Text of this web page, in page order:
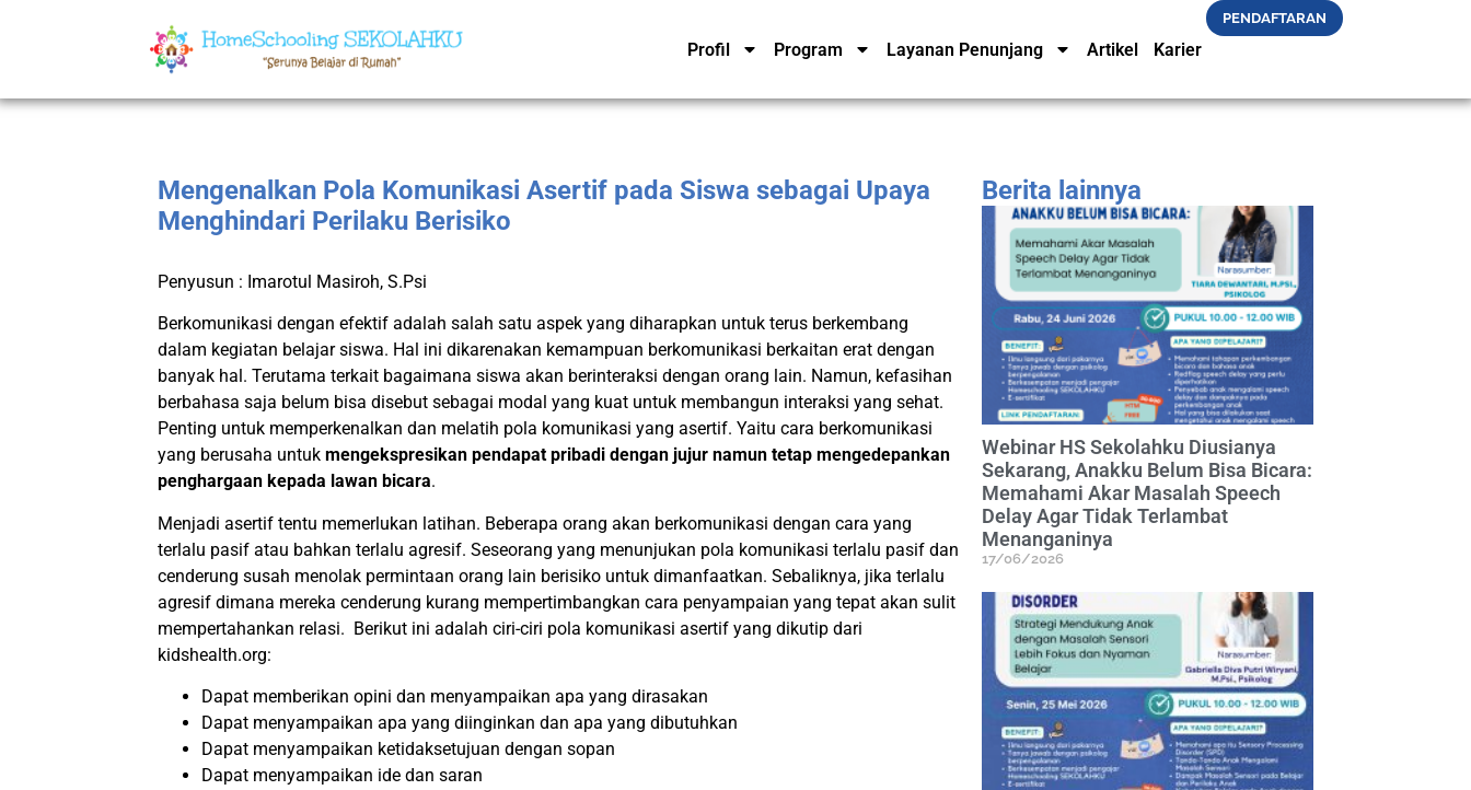
Profil Program Layanan Penunjang Artikel Karier
PENDAFTARAN
Mengenalkan Pola Komunikasi Asertif pada Siswa sebagai Upaya
Menghindari Perilaku Berisiko
Penyusun : Imarotul Masiroh, S.Psi
Berkomunikasi dengan efektif adalah salah satu aspek yang diharapkan untuk terus berkembang
dalam kegiatan belajar siswa. Hal ini dikarenakan kemampuan berkomunikasi berkaitan erat dengan
banyak hal. Terutama terkait bagaimana siswa akan berinteraksi dengan orang lain. Namun, kefasihan
berbahasa saja belum bisa disebut sebagai modal yang kuat untuk membangun interaksi yang sehat.
Penting untuk memperkenalkan dan melatih pola komunikasi yang asertif. Yaitu cara berkomunikasi
yang berusaha untukmengekspresikan pendapat pribadi dengan jujur namun tetap mengedepankan
penghargaan kepada lawan bicara.
Menjadi asertif tentu memerlukan latihan. Beberapa orang akan berkomunikasi dengan cara yang
terlalu pasif atau bahkan terlalu agresif. Seseorang yang menunjukan pola komunikasi terlalu pasif dan
cenderung susah menolak permintaan orang lain berisiko untuk dimanfaatkan. Sebaliknya, jika terlalu
agresif dimana mereka cenderung kurang mempertimbangkan cara penyampaian yang tepat akan sulit
mempertahankan relasi. Berikut ini adalah ciri-ciri pola komunikasi asertif yang dikutip dari
kidshealth.org:
Dapat memberikan opini dan menyampaikan apa yang dirasakan
Dapat menyampaikan apa yang diinginkan dan apa yang dibutuhkan
Dapat menyampaikan ketidaksetujuan dengan sopan
Dapat menyampaikan ide dan saran
Berita lainnya
Webinar HS Sekolahku Diusianya
Sekarang, Anakku Belum Bisa Bicara:
Memahami Akar Masalah Speech
Delay Agar Tidak Terlambat
Menanganinya
17/06/2026